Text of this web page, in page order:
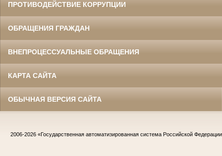
ПРОТИВОДЕЙСТВИЕ КОРРУПЦИИ
ОБРАЩЕНИЯ ГРАЖДАН
ВНЕПРОЦЕССУАЛЬНЫЕ ОБРАЩЕНИЯ
КАРТА САЙТА
ОБЫЧНАЯ ВЕРСИЯ САЙТА
2006-2026 «Государственная автоматизированная система Российской